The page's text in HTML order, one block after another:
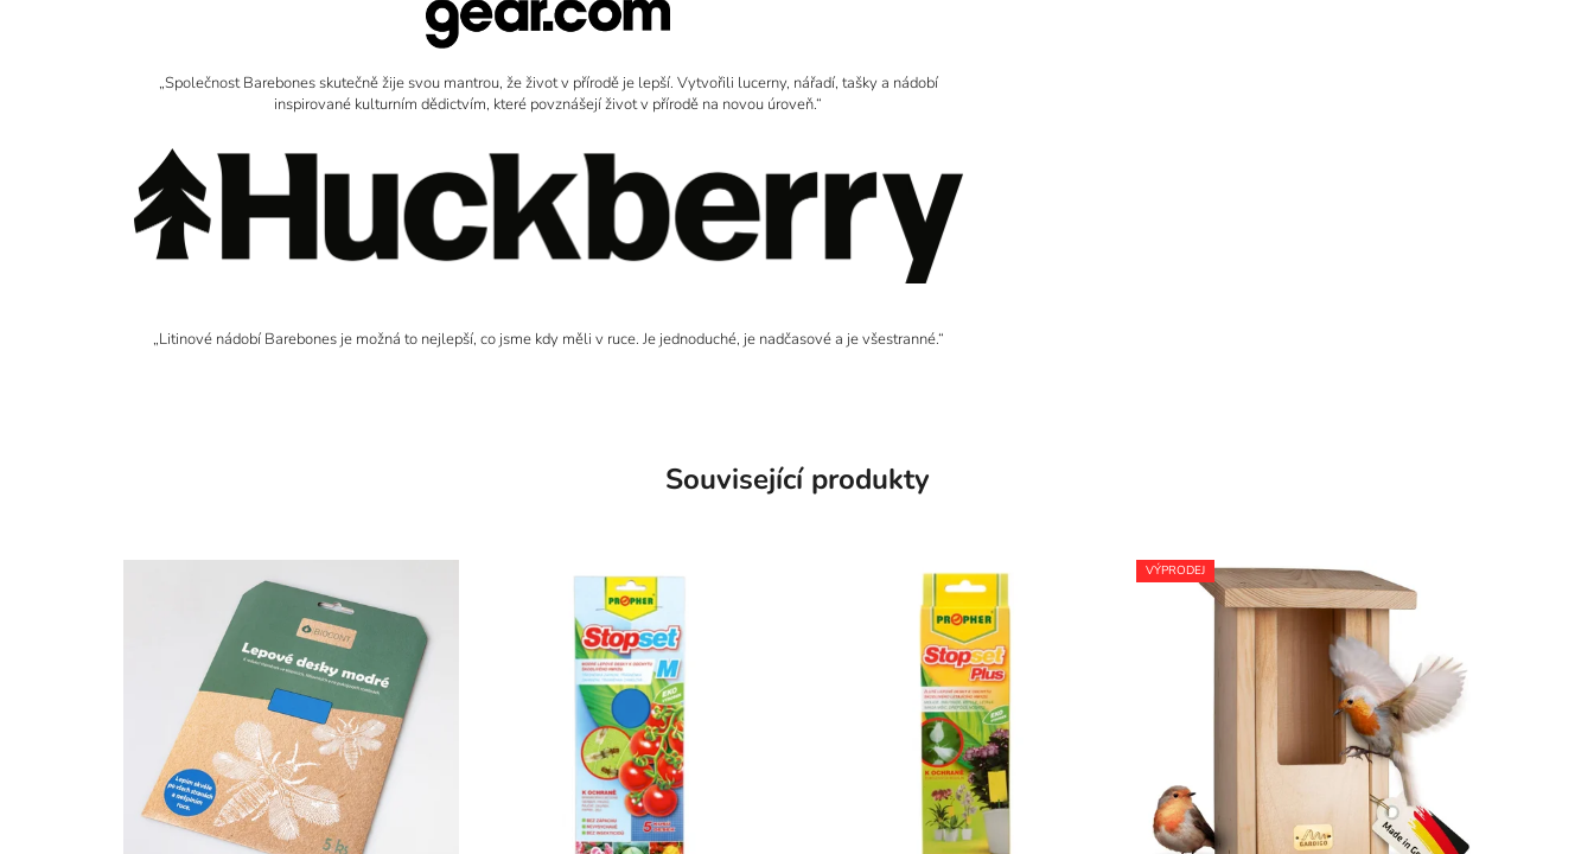
„Společnost Barebones skutečně žije svou mantrou, že život v přírodě je lepší. Vytvořili lucerny, nářadí, tašky a nádobí
inspirované kulturním dědictvím, které povznášejí život v přírodě na novou úroveň.“
„Litinové nádobí Barebones je možná to nejlepší, co jsme kdy měli v ruce. Je jednoduché, je nadčasové a je všestranné.“
Související produkty
VÝPRODEJ